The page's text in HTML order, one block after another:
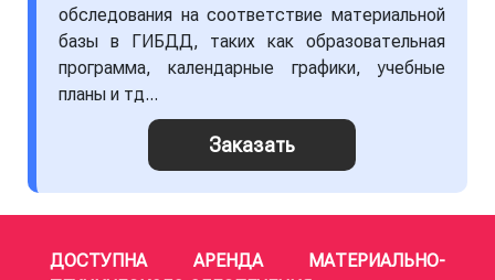
обследования на соответствие материальной
базы в ГИБДД, таких как образовательная
программа, календарные графики, учебные
планы и тд...
Заказать
ДОСТУПНА АРЕНДА МАТЕРИАЛЬНО-